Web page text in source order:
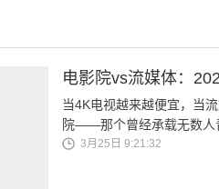
电影院vs流媒体：
当4K电视越来越便宜，当
院——那个曾经承载无数人
3月25日 9:21:32